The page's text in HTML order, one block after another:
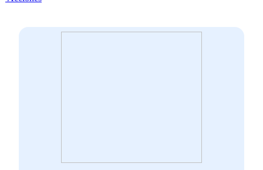
Olvídate del contacto con el billete .